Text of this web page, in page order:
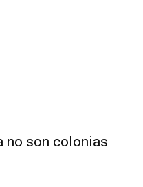
no son colonias